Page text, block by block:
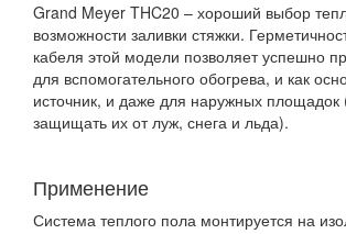
Grand Meyer THC20 – хороший выбор
возможности заливки стяжки.
кабеля этой модели позволяет успешно
для вспомогательного обогрева, и как
источник, и даже для наружных площадок
защищать их от луж, снега и льда).
Применение
Система теплого пола монтируется на